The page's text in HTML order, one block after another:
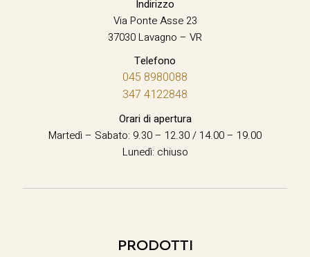
Indirizzo
Via Ponte Asse 23
37030 Lavagno – VR
Telefono
045 8980088
347 4122848
Orari di apertura
Martedì – Sabato: 9.30 – 12.30 / 14.00 – 19.00
Lunedì: chiuso
PRODOTTI